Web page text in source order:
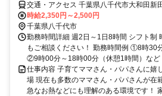
交通・アクセス 千葉県八千代市大和田新
時給2,350円～2,500円
千葉県八千代市
勤務時間詳細 週2日～1日8時間 シフト制
もご相談ください！ 勤務時間例 ①8時30
②9時00分～18時00分（休憩1時間）な
仕事内容 子育てママさん・パパさんに嬉
場 現在も多数のママさん・パパさんが在
急なお熱などにも理解のある環境です！